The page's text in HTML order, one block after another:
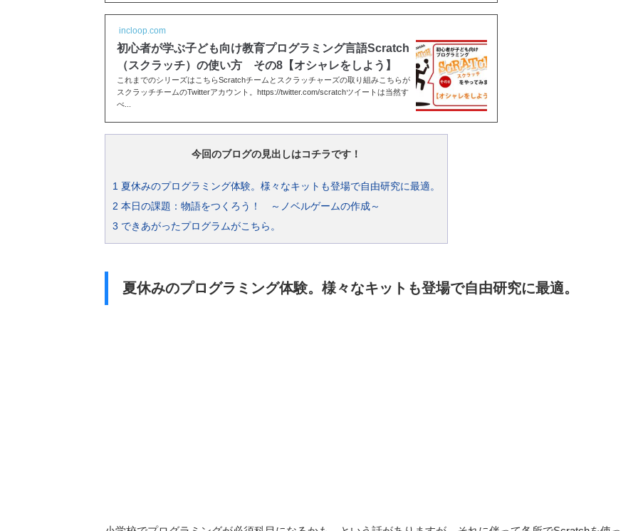
incloop.com
初心者が学ぶ子ども向け教育プログラミング言語Scratch
（スクラッチ）の使い方 その8【オシャレをしよう】
これまでのシリーズはこちらScratchチームとスクラッチャーズの取り組みこちらが
スクラッチチームのTwitterアカウント。https://twitter.com/scratchツイートは当然す
べ...
今回のブログの見出しはコチラです！
1 夏休みのプログラミング体験。様々なキットも登場で自由研究に最適。
2 本日の課題：物語をつくろう！ ～ノベルゲームの作成～
3 できあがったプログラムがこちら。
夏休みのプログラミング体験。様々なキットも登場で自由研究に最適。